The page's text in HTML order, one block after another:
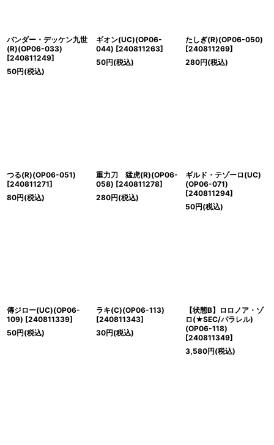
バンダー・デッケン九世
(R)(OP06-033)
[240811249]
50円(税込)
ギオン(UC)(OP06-
044) [240811263]
50円(税込)
たしぎ(R)(OP06-050)
[240811269]
280円(税込)
つる(R)(OP06-051)
[240811271]
80円(税込)
重力刀 猛虎(R)(OP06-
058) [240811278]
280円(税込)
ギルド・テゾーロ(UC)
(OP06-071)
[240811294]
50円(税込)
傳ジロー(UC)(OP06-
109) [240811339]
50円(税込)
ラキ(C)(OP06-113)
[240811343]
30円(税込)
【状態B】ロロノア・ゾ
ロ(★SEC/パラレル)
(OP06-118)
[240811349]
3,580円(税込)